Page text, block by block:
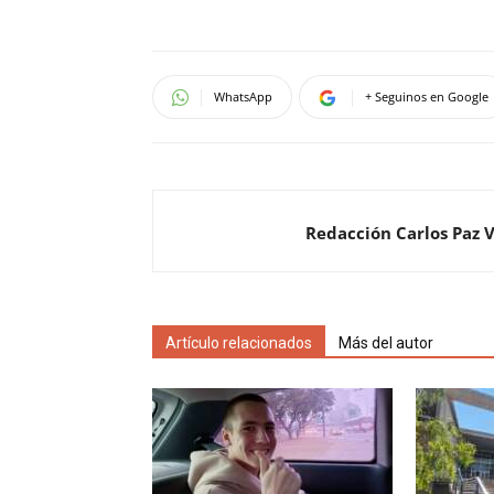
WhatsApp + Seguinos en Google
Redacción Carlos Paz
Artículo relacionados Más del autor